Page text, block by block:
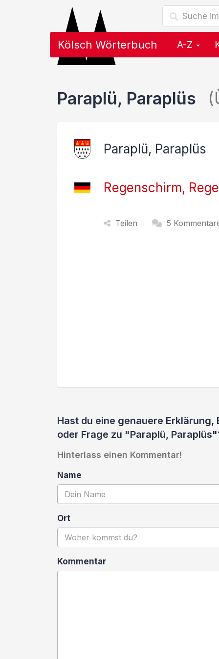
Kölsch Wörterbuch A-Z
Paraplü, Paraplüs
Paraplü, Paraplüs
Regenschirm,
Teilen 5
Hast du eine genauere Erklärung,
oder Frage zu "Paraplü,
Hinterlass einen Kommentar!
Name
Ort
Kommentar